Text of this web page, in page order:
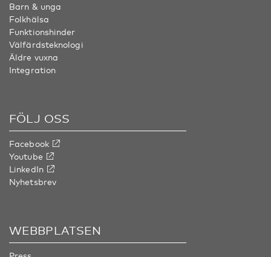
Barn & unga
Folkhälsa
Funktionshinder
Välfärdsteknologi
Äldre vuxna
Integration
FÖLJ OSS
Facebook
Youtube
LinkedIn
Nyhetsbrev
WEBBPLATSEN